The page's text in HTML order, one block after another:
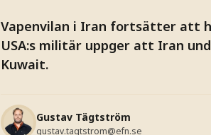
Vapenvilan i Iran fortsätter att
USA:s militär uppger att Iran
Kuwait.
Gustav Tägtström
gustav.tagtstrom@efn.se